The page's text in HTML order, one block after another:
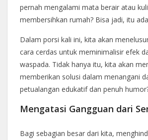
pernah mengalami mata berair atau
membersihkan rumah? Bisa jadi, itu
Dalam porsi kali ini, kita akan
cara cerdas untuk meminimalisir efek
waspada. Tidak hanya itu, kita akan
memberikan solusi dalam menangani
petualangan edukatif dan penuh
Mengatasi Gangguan dari
Bagi sebagian besar dari kita,